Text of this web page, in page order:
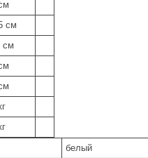
см
см
белый